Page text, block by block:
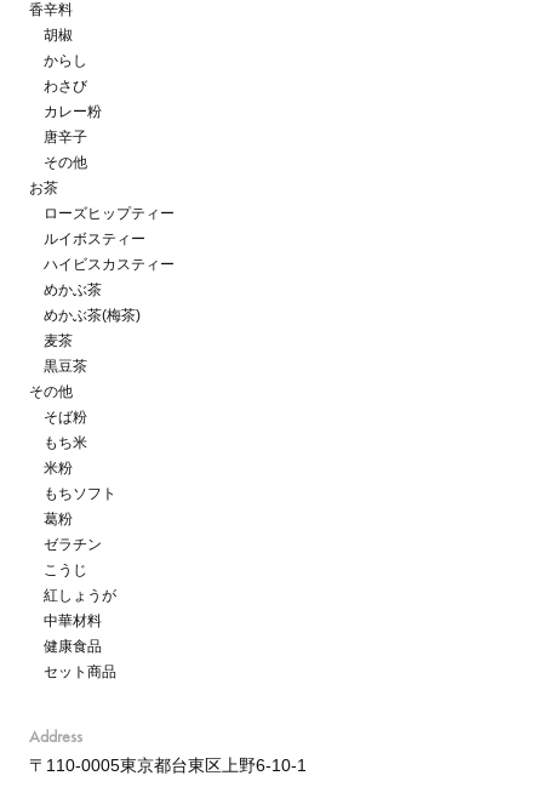
香辛料
胡椒
からし
わさび
カレー粉
唐辛子
その他
お茶
ローズヒップティー
ルイボスティー
ハイビスカスティー
めかぶ茶
めかぶ茶(梅茶)
麦茶
黒豆茶
その他
そば粉
もち米
米粉
もちソフト
葛粉
ゼラチン
こうじ
紅しょうが
中華材料
健康食品
セット商品
Address
〒110-0005東京都台東区上野6-10-1